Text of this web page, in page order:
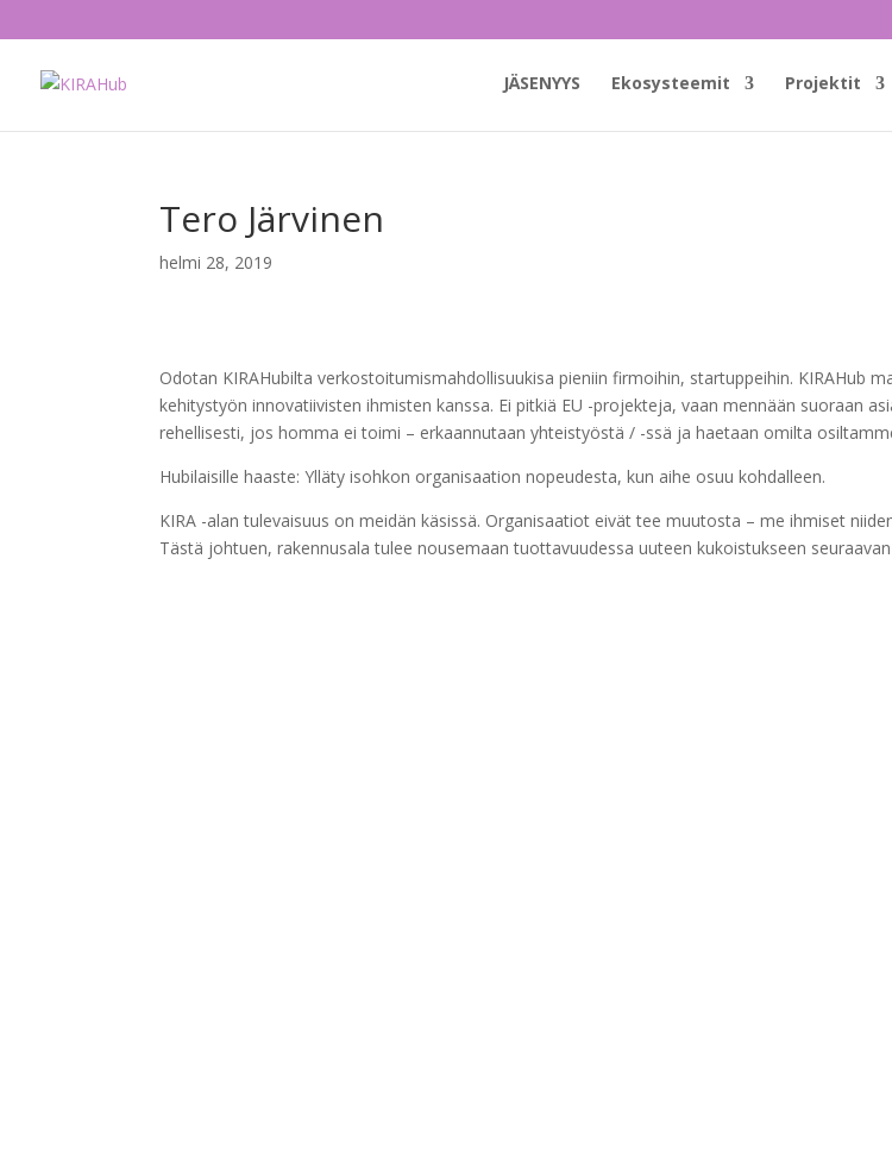
JÄSENYYS Ekosysteemit Projektit
Tero Järvinen
helmi 28, 2019
Odotan KIRAHubilta verkostoitumismahdollisuukisa pieniin firmoihin, startuppeihin. KIRAHub
kehitystyön innovatiivisten ihmisten kanssa. Ei pitkiä EU -projekteja, vaan mennään suoraan
rehellisesti, jos homma ei toimi – erkaannutaan yhteistyöstä / -ssä ja haetaan omilta
Hubilaisille haaste: Ylläty isohkon organisaation nopeudesta, kun aihe osuu kohdalleen.
KIRA -alan tulevaisuus on meidän käsissä. Organisaatiot eivät tee muutosta – me ihmiset
Tästä johtuen, rakennusala tulee nousemaan tuottavuudessa uuteen kukoistukseen